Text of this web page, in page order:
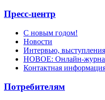
Пресс-центр
С новым годом!
Новости
Интервью,
НОВОЕ: Онлайн-
Контактная
Потребителям